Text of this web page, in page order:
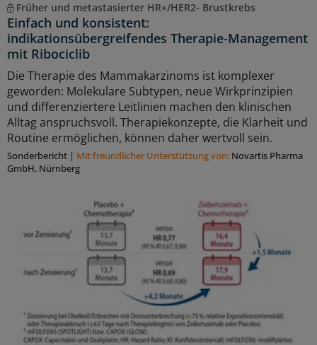
Früher und metastasierter HR+/HER2- Brustkrebs
Einfach und konsistent:
indikationsübergreifendes Therapie-Management
mit Ribociclib
Die Therapie des Mammakarzinoms ist komplexer
geworden: Molekulare Subtypen, neue Wirkprinzipien
und differenziertere Leitlinien machen den klinischen
Alltag anspruchsvoll. Therapiekonzepte, die Klarheit und
Routine ermöglichen, können daher wertvoll sein.
Sonderbericht | Mit freundlicher Unterstützung von: Novartis Pharma
GmbH, Nürnberg